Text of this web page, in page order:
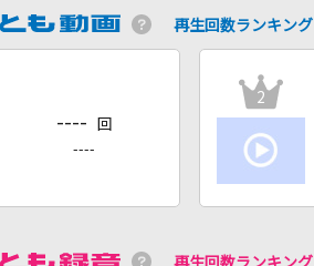
再生回数ランキング
---- 回
----
2
再生回数ランキング